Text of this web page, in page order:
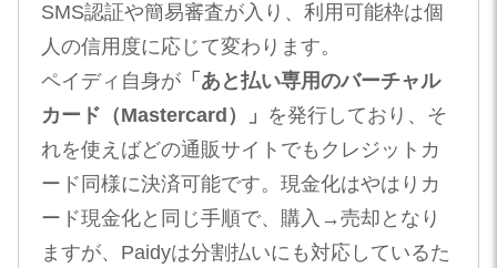
SMS認証や簡易審査が入り、利用可能枠は個
人の信用度に応じて変わります。
ペイディ自身が「あと払い専用のバーチャル
カード（Mastercard）」 を発行しており​、そ
れを使えばどの通販サイトでもクレジットカ
ード同様に決済可能です。現金化はやはりカ
ード現金化と同じ手順で、購入→売却となり
ますが、Paidyは分割払いにも対応しているた